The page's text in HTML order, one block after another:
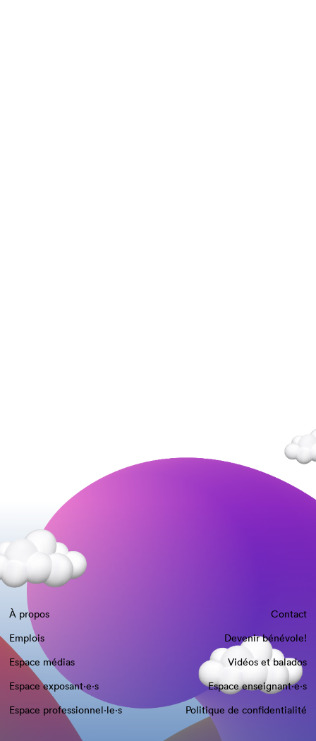
À propos
Contact
Emplois
Devenir bénévole!
Espace médias
Vidéos et balados
Espace exposant·e⋅s
Espace enseignant·e⋅s
Espace professionnel·le⋅s
Politique de confidentialité